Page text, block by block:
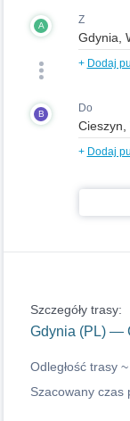
A Z
+ Dodaj
B Do
+ Dodaj
Szczegóły trasy:
Gdynia (PL) —
Odległość trasy ~
Szacowany czas